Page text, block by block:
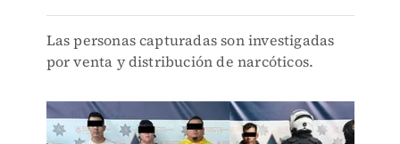
Las personas capturadas son investigadas
por venta y distribución de narcóticos.